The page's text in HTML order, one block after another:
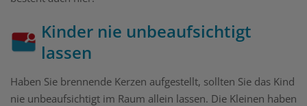
Kinder nie unbeaufsichtigt
lassen
Haben Sie brennende Kerzen aufgestellt, sollten Sie das Kind
nie unbeaufsichtigt im Raum allein lassen. Die Kleinen haben